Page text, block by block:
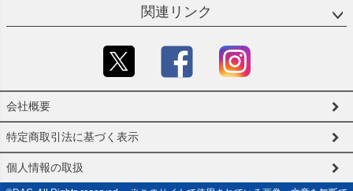
関連リンク
会社概要
特定商取引法に基づく表示
個人情報の取扱